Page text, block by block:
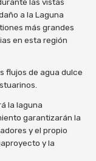
a la Laguna
más grandes
en esta región
flujos de agua dulce
la laguna
garantizarán la
y el propio
y la